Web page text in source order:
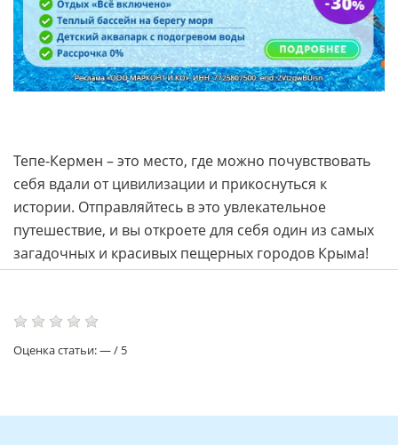
Тепе-Кермен – это место, где можно почувствовать
себя вдали от цивилизации и прикоснуться к
истории. Отправляйтесь в это увлекательное
путешествие, и вы откроете для себя один из самых
загадочных и красивых пещерных городов Крыма!
Оценка статьи:—/ 5